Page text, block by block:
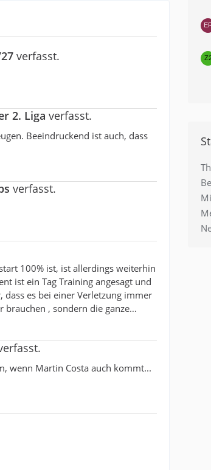
verfasst.
2. Liga verfasst.
Beeindruckend ist auch, dass
verfasst.
100% ist, ist allerdings weiterhin
ist ein Tag Training angesagt und
dass es bei einer Verletzung immer
brauchen , sondern die ganze…
wenn Martin Costa auch kommt...